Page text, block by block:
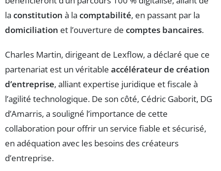
la constitution à la comptabilité, en passant par la
domiciliation et l’ouverture de comptes bancaires.
Charles Martin, dirigeant de Lexflow, a déclaré que ce
partenariat est un véritable accélérateur de création
d’entreprise, alliant expertise juridique et fiscale à
l’agilité technologique. De son côté, Cédric Gaborit, DG
d’Amarris, a souligné l’importance de cette
collaboration pour offrir un service fiable et sécurisé,
en adéquation avec les besoins des créateurs
d’entreprise.